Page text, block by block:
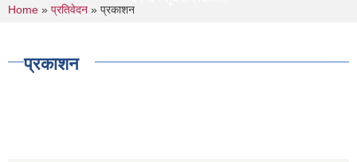
You are here
Home » प्रतिवेदन » प्रकाशन
प्रकाशन